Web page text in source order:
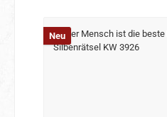
Neu